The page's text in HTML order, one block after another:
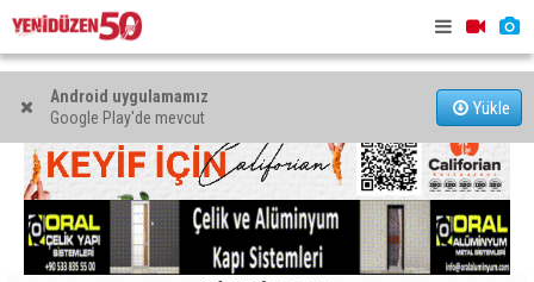
Android uygulamamız
Google Play'de mevcut
Yükle